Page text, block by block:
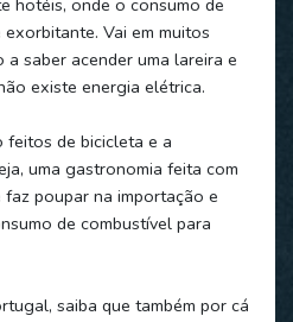
Vai em muitos
saber acender uma lareira e
existe energia elétrica.
de bicicleta e a
uma gastronomia feita com
poupar na importação e
de combustível para
saiba que também por cá